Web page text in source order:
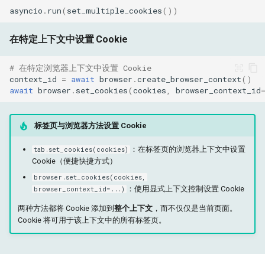
asyncio . run( set_multiple_cookies())
在特定上下文中设置 Cookie
# 在特定浏览器上下文中设置 Cookie
context_id = await browser .create_browser_context()
await browser . set_cookies(cookies browser_context_id=
标签页与浏览器方法设置 Cookie
tab.set_cookies(cookies)
：在标签页的浏览器上下文中设置
Cookie（便捷快捷方式）
browser.set_cookies(cookies,
browser_context_id=...)
：使用显式上下文控制设置 Cookie
两种方法都将 Cookie 添加到整个上下文，而不仅仅是当前页面。
Cookie 将可用于该上下文中的所有标签页。